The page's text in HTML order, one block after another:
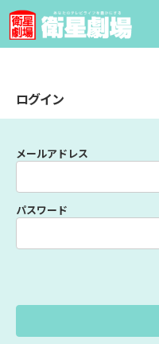
ログイン
メールアドレス
パスワード